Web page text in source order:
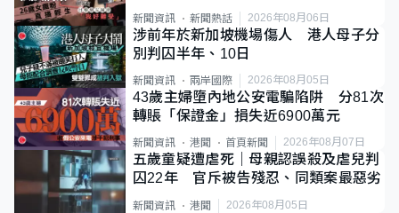
新聞資訊 新聞熱話 2026年08月06日
涉前年於新加坡機場傷人 港人母子分
別判囚半年、10日
新聞資訊 兩岸國際 2026年08月05日
43歲主婦墮內地公安電騙陷阱 分81次
轉賬「保證金」損失近6900萬元
新聞資訊 港聞 首頁新聞 2026年08月07日
五歲童疑遭虐死｜母親認誤殺及虐兒判
囚22年 官斥被告殘忍、同類案最惡劣
新聞資訊 港聞 2026年08月05日